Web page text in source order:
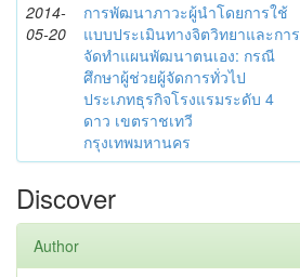
2014-
05-20
การพัฒนาภาวะผู้นำโดยการใช้
แบบประเมินทางจิตวิทยาและการ
จัดทำแผนพัฒนาตนเอง: กรณี
ศึกษาผู้ช่วยผู้จัดการทั่วไป
ประเภทธุรกิจโรงแรมระดับ 4
ดาว เขตราชเทวี
กรุงเทพมหานคร
Discover
Author